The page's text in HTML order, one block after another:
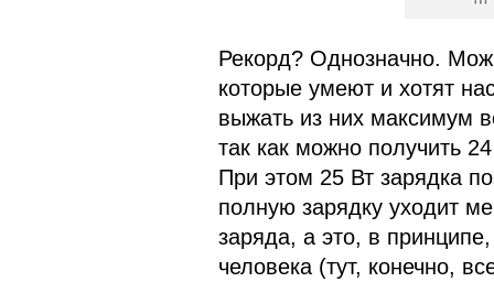
Рекорд? Однозначно.
которые умеют и хотят
выжать из них максимум
так как можно получить
При этом 25 Вт зарядка
полную зарядку уходит
заряда, а это, в
человека (тут, конечно,